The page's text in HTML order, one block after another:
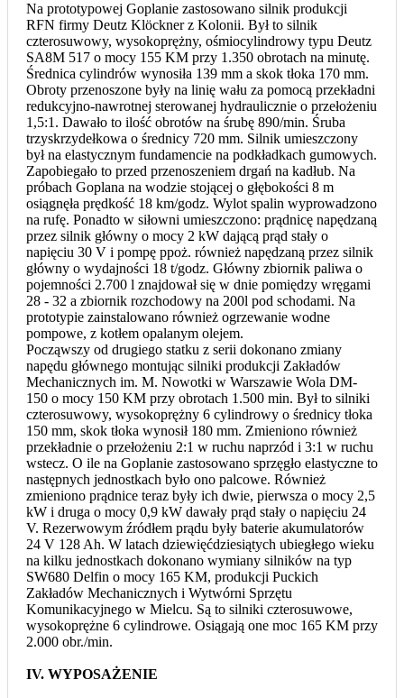
Na prototypowej Goplanie zastosowano silnik produkcji
RFN firmy Deutz Klöckner z Kolonii. Był to silnik
czterosuwowy, wysokoprężny, ośmiocylindrowy typu Deutz
SA8M 517 o mocy 155 KM przy 1.350 obrotach na minutę.
Średnica cylindrów wynosiła 139 mm a skok tłoka 170 mm.
Obroty przenoszone były na linię wału za pomocą przekładni
redukcyjno-nawrotnej sterowanej hydraulicznie o przełożeniu
1,5:1. Dawało to ilość obrotów na śrubę 890/min. Śruba
trzyskrzydełkowa o średnicy 720 mm. Silnik umieszczony
był na elastycznym fundamencie na podkładkach gumowych.
Zapobiegało to przed przenoszeniem drgań na kadłub. Na
próbach Goplana na wodzie stojącej o głębokości 8 m
osiągnęła prędkość 18 km/godz. Wylot spalin wyprowadzono
na rufę. Ponadto w siłowni umieszczono: prądnicę napędzaną
przez silnik główny o mocy 2 kW dającą prąd stały o
napięciu 30 V i pompę ppoż. również napędzaną przez silnik
główny o wydajności 18 t/godz. Główny zbiornik paliwa o
pojemności 2.700 l znajdował się w dnie pomiędzy wręgami
28 - 32 a zbiornik rozchodowy na 200l pod schodami. Na
prototypie zainstalowano również ogrzewanie wodne
pompowe, z kotłem opalanym olejem.
Począwszy od drugiego statku z serii dokonano zmiany
napędu głównego montując silniki produkcji Zakładów
Mechanicznych im. M. Nowotki w Warszawie Wola DM-
150 o mocy 150 KM przy obrotach 1.500 min. Był to silniki
czterosuwowy, wysokoprężny 6 cylindrowy o średnicy tłoka
150 mm, skok tłoka wynosił 180 mm. Zmieniono również
przekładnie o przełożeniu 2:1 w ruchu naprzód i 3:1 w ruchu
wstecz. O ile na Goplanie zastosowano sprzęgło elastyczne to
następnych jednostkach było ono palcowe. Również
zmieniono prądnice teraz były ich dwie, pierwsza o mocy 2,5
kW i druga o mocy 0,9 kW dawały prąd stały o napięciu 24
V. Rezerwowym źródłem prądu były baterie akumulatorów
24 V 128 Ah. W latach dziewięćdziesiątych ubiegłego wieku
na kilku jednostkach dokonano wymiany silników na typ
SW680 Delfin o mocy 165 KM, produkcji Puckich
Zakładów Mechanicznych i Wytwórni Sprzętu
Komunikacyjnego w Mielcu. Są to silniki czterosuwowe,
wysokoprężne 6 cylindrowe. Osiągają one moc 165 KM przy
2.000 obr./min.
IV. WYPOSAŻENIE